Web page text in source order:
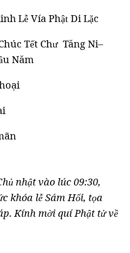
Lễ Vía Phật Di Lặc
Tết ChưTăng Ni–
u Năm
ủ nhật vào lúc 09:30,
c khóa lễSám Hối, tọa
Kính mời quí Phật tửvề